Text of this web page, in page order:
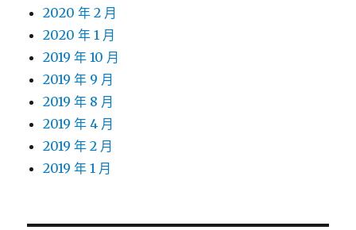
2020 年 2 月
2020 年 1 月
2019 年 10 月
2019 年 9 月
2019 年 8 月
2019 年 4 月
2019 年 2 月
2019 年 1 月